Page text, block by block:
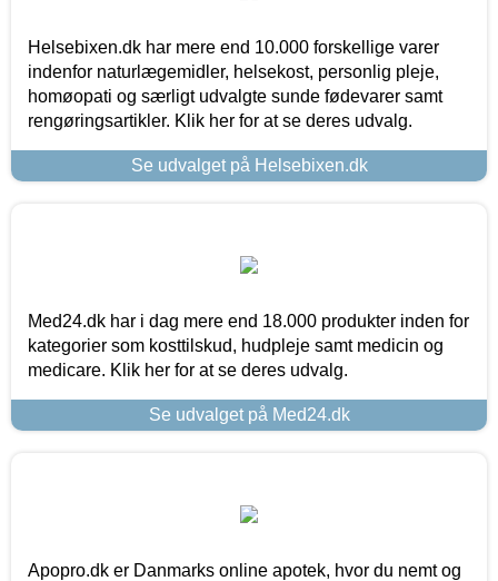
Helsebixen.dk har mere end 10.000 forskellige varer
indenfor naturlægemidler, helsekost, personlig pleje,
homøopati og særligt udvalgte sunde fødevarer samt
rengøringsartikler. Klik her for at se deres udvalg.
Se udvalget på Helsebixen.dk
Med24.dk har i dag mere end 18.000 produkter inden for
kategorier som kosttilskud, hudpleje samt medicin og
medicare. Klik her for at se deres udvalg.
Se udvalget på Med24.dk
Apopro.dk er Danmarks online apotek, hvor du nemt og